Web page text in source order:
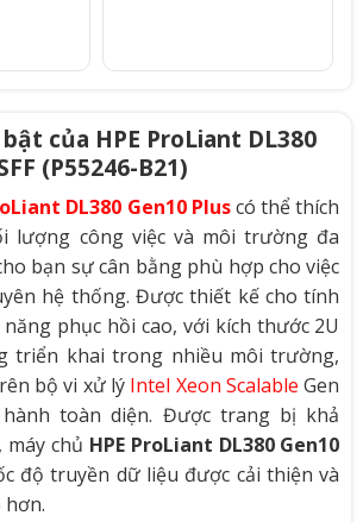
của HPE ProLiant DL380
(P55246-B21)
DL380 Gen10 Pluscó thể thích
lượng công việc và môi trường đa
bạn sự cân bằng phù hợp cho việc
hệ thống. Được thiết kế cho tính
phục hồi cao, với kích thước 2U
triển khai trong nhiều môi trường,
bộ vi xử lý Intel Xeon Scalable Gen
toàn diện. Được trang bị khả
máy chủ HPE ProLiant DL380 Gen10
độ truyền dữ liệu được cải thiện và
hơn.